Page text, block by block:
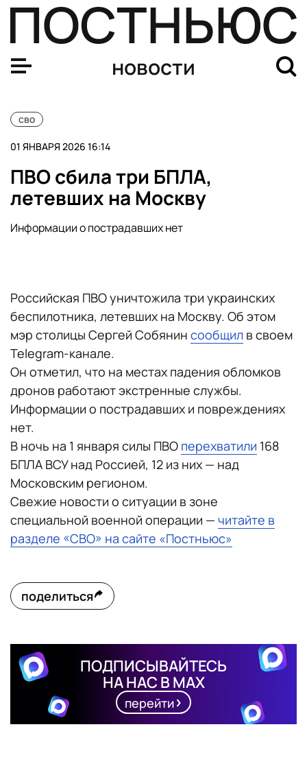
новости
сво
01 ЯНВАРЯ 2026 16:14
ПВО сбила три БПЛА,
летевших на Москву
Информации о пострадавших нет
Российская ПВО уничтожила три украинских
беспилотника, летевших на Москву. Об этом
мэр столицы Сергей Собянин сообщил в своем
Telegram-канале.
Он отметил, что на местах падения обломков
дронов работают экстренные службы.
Информации о пострадавших и повреждениях
нет.
В ночь на 1 января силы ПВО перехватили 168
БПЛА ВСУ над Россией, 12 из них — над
Московским регионом.
Свежие новости о ситуации в зоне
специальной военной операции — читайте в
разделе «СВО» на сайте «Постньюс»
поделиться
ПОДПИСЫВАЙТЕСЬ
НА НАС В MAX
перейти
За восемь часов над Россией сбили 58 БПЛА